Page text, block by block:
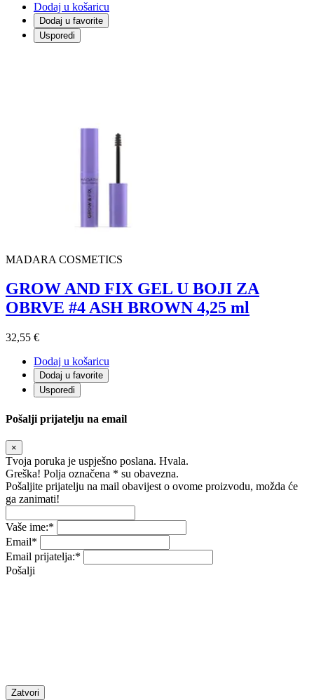
Dodaj u košaricu
Dodaj u favorite
Usporedi
MADARA COSMETICS
GROW AND FIX GEL U BOJI ZA
OBRVE #4 ASH BROWN 4,25 ml
32,55 €
Dodaj u košaricu
Dodaj u favorite
Usporedi
Pošalji prijatelju na email
×
Tvoja poruka je uspješno poslana. Hvala.
Greška! Polja označena * su obavezna.
Pošaljite prijatelju na mail obavijest o ovome proizvodu, možda će
ga zanimati!
Vaše ime:*
Email*
Email prijatelja:*
Pošalji
Zatvori